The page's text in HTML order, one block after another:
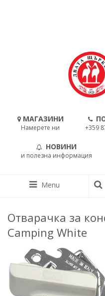
МАГАЗИНИ
Намерете ни +359
НОВИНИ
и полезна информация
Menu
Отварачка за
Camping White